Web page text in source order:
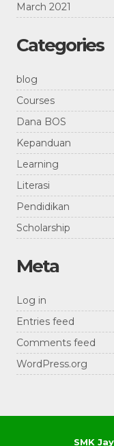
March 2021
Categories
blog
Courses
Dana BOS
Kepanduan
Learning
Literasi
Pendidikan
Scholarship
Meta
Log in
Entries feed
Comments feed
WordPress.org
SMK